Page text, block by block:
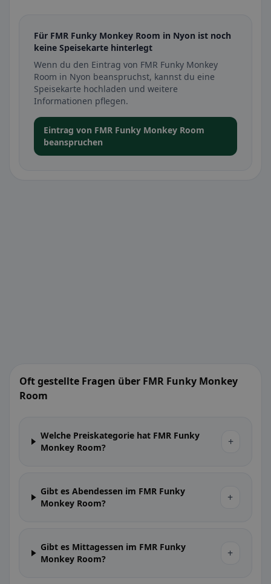
Für FMR Funky Monkey Room in Nyon ist noch
keine Speisekarte hinterlegt
Wenn du den Eintrag von FMR Funky Monkey
Room in Nyon beanspruchst, kannst du eine
Speisekarte hochladen und weitere
Informationen pflegen.
Eintrag von FMR Funky Monkey Room
beanspruchen
Oft gestellte Fragen über FMR Funky Monkey
Room
Welche Preiskategorie hat FMR Funky
Monkey Room?
+
Gibt es Abendessen im FMR Funky
Monkey Room?
+
Gibt es Mittagessen im FMR Funky
Monkey Room?
+